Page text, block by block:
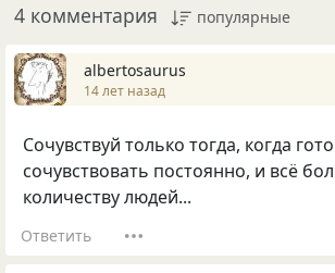
4 комментария популярные
albertosaurus
14 лет назад
Сочувствуй только тогда, когда
сочувствовать постоянно, и всё
количеству людей...
Ответить